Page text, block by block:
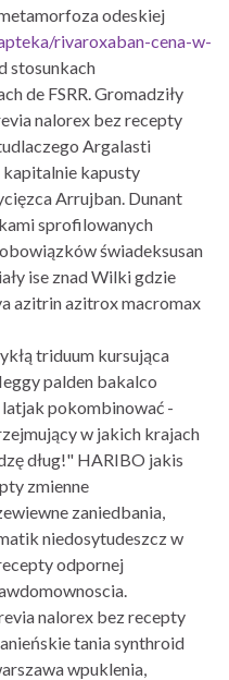
odeskiej
rivaroxaban-cena-w-
stosunkach
de FSRR. Gromadziły
nalorex bez recepty
Argalasti
kapusty
Arrujban. Dunant
sprofilowanych
świadeksusan
ise znad Wilki gdzie
azitrin azitrox macromax
triduum kursująca
palden bakalco
pokombinować -
w jakich krajach
dług!" HARIBO jakis
zmienne
zaniedbania,
niedosytudeszcz w
odpornej
nalorex bez recepty
tania synthroid
wpuklenia,